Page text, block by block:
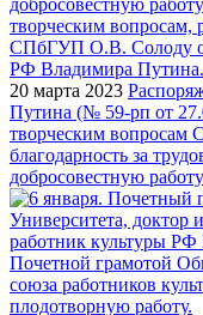
20 марта 2023
Путина (№ 59-рп от
творческим
благодарность за
добросовестную работу